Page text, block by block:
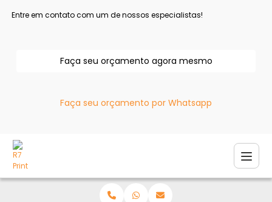
Entre em contato com um de nossos especialistas!
Faça seu orçamento agora mesmo
Faça seu orçamento por Whatsapp